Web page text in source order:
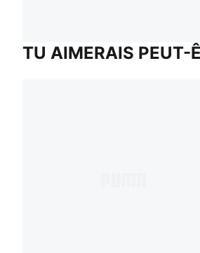
TU AIMERAIS PEUT-